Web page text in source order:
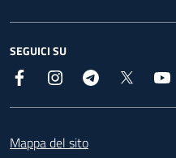
SEGUICI SU
Facebook InstagramTelegram
Mappa del sito